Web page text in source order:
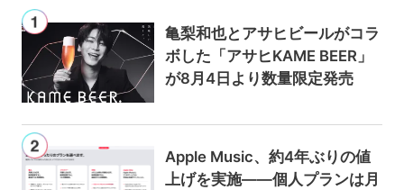
亀梨和也とアサヒビールがコラ
ボした「アサヒKAME BEER」
が8月4日より数量限定発売
Apple Music、約4年ぶりの値
上げを実施——個人プランは月